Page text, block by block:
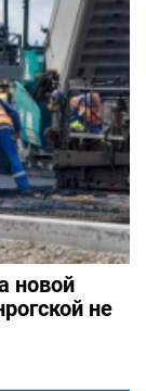
новой
не